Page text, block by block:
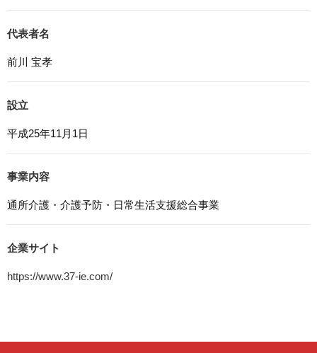
電話番号は含まれません。また、お使いのブラウザ設定か
ためにCookieを使用しています。このトラフィックデータ
せん。この機能はCookieを無効にすることで収集を拒否す
8. プライバシーポリシーの変更
シーポリシーで別段の定めのある事項を除いて，応募者等
9. お問い合わせ窓口
代表者名
前川 宝孝
設立
平成25年11月1日
事業内容
通所介護・介護予防・日常生活支援総合事業
企業サイト
https://www.37-ie.com/